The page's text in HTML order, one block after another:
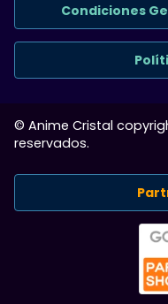
Condiciones
© Anime Cristal
reservados.